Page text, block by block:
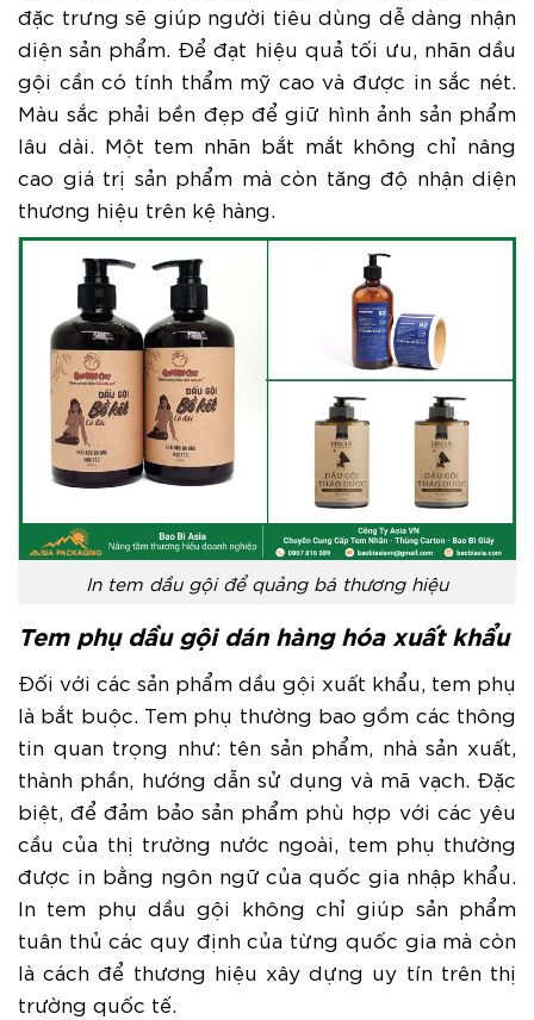
đặc trưng sẽ giúp người tiêu dùng dễ dàng nhận
diện sản phẩm. Để đạt hiệu quả tối ưu, nhãn dầu
gội cần có tính thẩm mỹ cao và được in sắc nét.
Màu sắc phải bền đẹp để giữ hình ảnh sản phẩm
lâu dài. Một tem nhãn bắt mắt không chỉ nâng
cao giá trị sản phẩm mà còn tăng độ nhận diện
thương hiệu trên kệ hàng.
In tem dầu gội để quảng bá thương hiệu
Tem phụ dầu gội dán hàng hóa xuất khẩu
Đối với các sản phẩm dầu gội xuất khẩu, tem phụ
là bắt buộc. Tem phụ thường bao gồm các thông
tin quan trọng như: tên sản phẩm, nhà sản xuất,
thành phần, hướng dẫn sử dụng và mã vạch. Đặc
biệt, để đảm bảo sản phẩm phù hợp với các yêu
cầu của thị trường nước ngoài, tem phụ thường
được in bằng ngôn ngữ của quốc gia nhập khẩu.
In tem phụ dầu gội không chỉ giúp sản phẩm
tuân thủ các quy định của từng quốc gia mà còn
là cách để thương hiệu xây dựng uy tín trên thị
trường quốc tế.